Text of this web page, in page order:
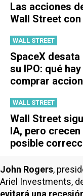
Las acciones
Wall Street con
WALL STREET
SpaceX
su IPO: qué
comprar
WALL STREET
Wall Street
IA, pero
posible
John Rogers,
Ariel Investments,
evitará una